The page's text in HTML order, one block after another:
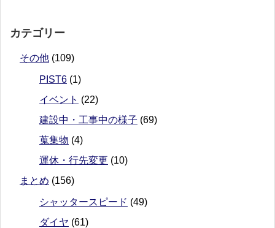
カテゴリー
その他 (109)
PIST6 (1)
イベント (22)
建設中・工事中の様子 (69)
蒐集物 (4)
運休・行先変更 (10)
まとめ (156)
シャッタースピード (49)
ダイヤ (61)